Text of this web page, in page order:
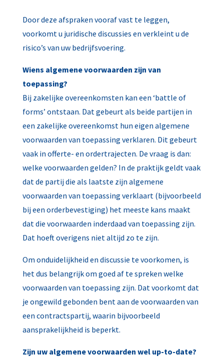
Door deze afspraken vooraf vast te leggen,
voorkomt u juridische discussies en verkleint u de
risico’s van uw bedrijfsvoering.
Wiens algemene voorwaarden zijn van
toepassing?
Bij zakelijke overeenkomsten kan een ‘battle of
forms’ ontstaan. Dat gebeurt als beide partijen in
een zakelijke overeenkomst hun eigen algemene
voorwaarden van toepassing verklaren. Dit gebeurt
vaak in offerte- en ordertrajecten. De vraag is dan:
welke voorwaarden gelden? In de praktijk geldt vaak
dat de partij die als laatste zijn algemene
voorwaarden van toepassing verklaart (bijvoorbeeld
bij een orderbevestiging) het meeste kans maakt
dat die voorwaarden inderdaad van toepassing zijn.
Dat hoeft overigens niet altijd zo te zijn.
Om onduidelijkheid en discussie te voorkomen, is
het dus belangrijk om goed af te spreken welke
voorwaarden van toepassing zijn. Dat voorkomt dat
je ongewild gebonden bent aan de voorwaarden van
een contractspartij, waarin bijvoorbeeld
aansprakelijkheid is beperkt.
Zijn uw algemene voorwaarden wel up-to-date?